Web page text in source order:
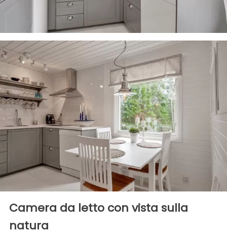
Camera da letto con vista sulla
natura